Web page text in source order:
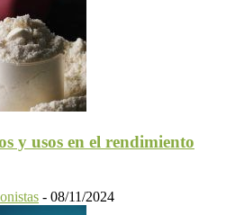
y usos en el rendimiento
- 08/11/2024